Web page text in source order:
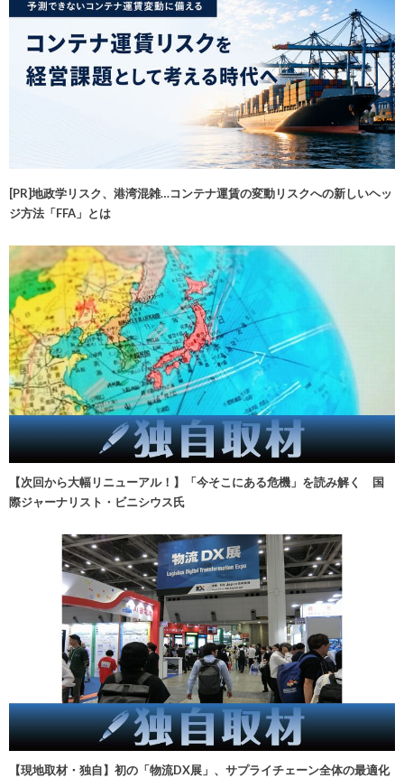
[PR]地政学リスク、港湾混雑…コンテナ運賃の変動リスクへの新しいヘッ
ジ方法「FFA」とは
【次回から大幅リニューアル！】「今そこにある危機」を読み解く 国
際ジャーナリスト・ビニシウス氏
【現地取材・独自】初の「物流DX展」、サプライチェーン全体の最適化